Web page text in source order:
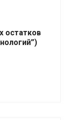
остатков